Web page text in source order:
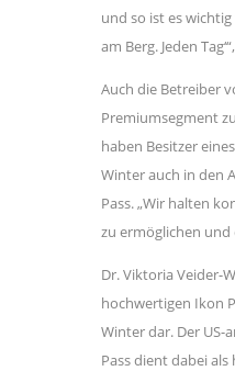
und so ist es
am Berg. Jeden
Auch die Betreiber
Premiumsegment
haben Besitzer
Winter auch in den
Pass. „Wir halten
zu ermöglichen und
Dr. Viktoria Veider-
hochwertigen Ikon
Winter dar. Der US-
Pass dient dabei